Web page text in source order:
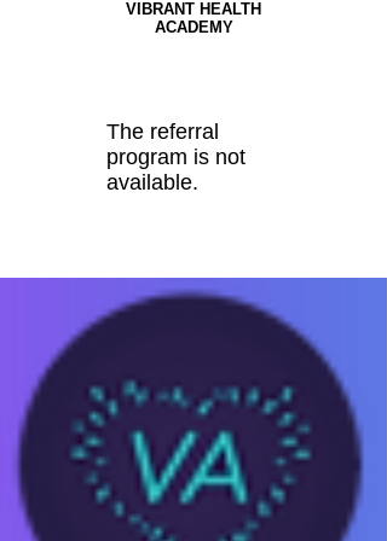
VIBRANT HEALTH
ACADEMY
The referral
program is not
available.